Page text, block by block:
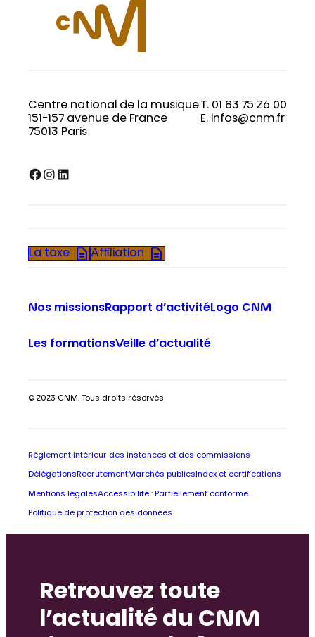
Centre national de la musique
151-157 avenue de France
75013 Paris
T. 01 83 75 26 00
E. infos@cnm.fr
Facebook InstagramLinkedIn
La taxe Affiliation
Nos missionsRapport d’activitéLogo CNM
Les formationsVeille d’actualité
© 2023 CNM. Tous droits réservés
Règlement intérieur des instances et des commissions
DélégationsRecrutementMarchés publicsIndex et certifications
Mentions légalesAccessibilité : Partiellement conforme
Politique de protection des données
Retrouvez toute
l’actualité du CNM